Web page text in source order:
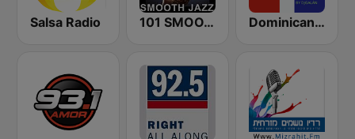
Salsa Radio 101 SMOOTH JAZZ Dominicana Radio